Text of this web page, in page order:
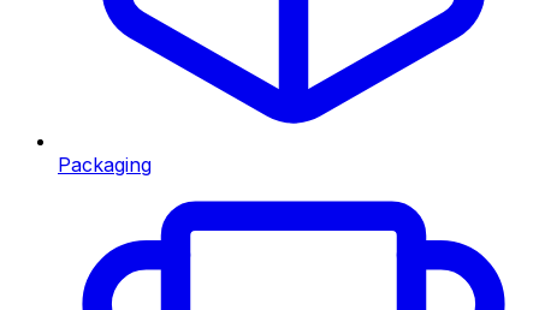
Packaging